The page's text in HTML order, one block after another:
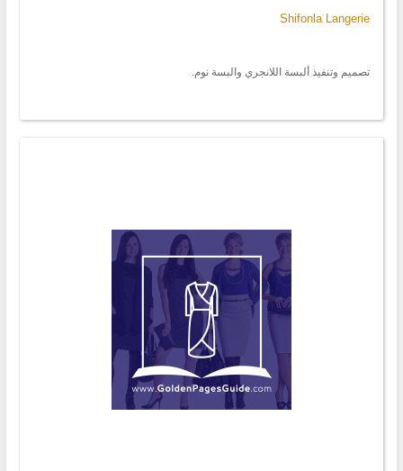
Shifonla Langerie
تصميم وتنفيذ ألبسة اللانجري والبسة نوم.